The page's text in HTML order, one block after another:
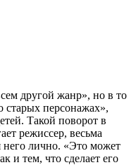
другой жанр», но в то
персонажах»,
Такой поворот в
режиссер, весьма
него лично. «Это может
и тем, что сделает его